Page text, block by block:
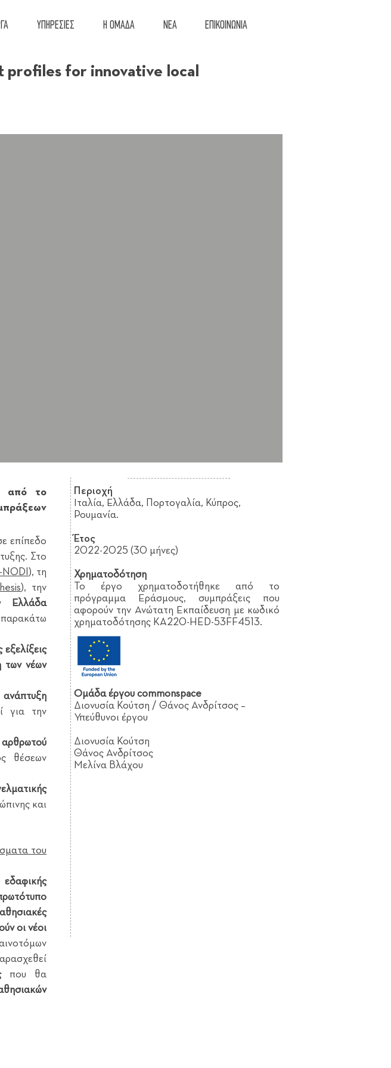
ΥΠΗΡΕΣΙΕΣ Η ΟΜΑΔΑ ΝΕΑ ΕΠΙΚΟΙΝΩΝΙΑ
profiles for innovative local
από το
Περιοχή
Ιταλία, Ελλάδα, Πορτογαλία, Κύπρος,
Ρουμανία.
Έτος
2022-2025 (30 μήνες)
Χρηματοδότηση
Το έργο χρηματοδοτήθηκε από το
πρόγραμμα Εράσμους, συμπράξεις που
αφορούν την Ανώτατη Εκπαίδευση με κωδικό
χρηματοδότησης KA220-HED-53FF4513.
Ομάδα έργου commonspace
Διονυσία Κούτση / Θάνος Ανδρίτσος –
Υπεύθυνοι έργου
Διονυσία Κούτση
Θάνος Ανδρίτσος
Μελίνα Βλάχου
επίπεδο
Στο
NODI ), τη
), την
Ελλάδα
των νέων
ανάπτυξη
για την
θέσεων
και
του
οι νέοι
που θα